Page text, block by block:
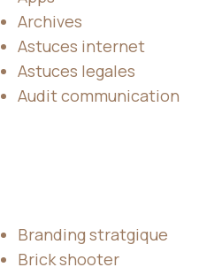
Archives
Astuces internet
Astuces legales
Audit communication
Branding stratgique
Brick shooter